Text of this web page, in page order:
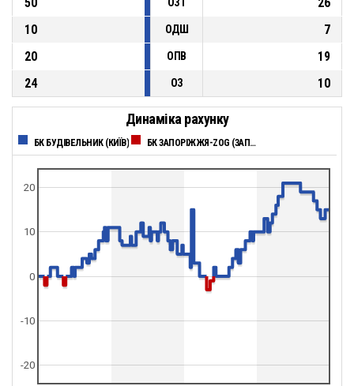
10
ОДШ
7
20
ОПВ
19
24
ОЗ 10
Динаміка рахунку
БК БУДІВЕЛЬНИК (КИЇВ) БК ЗАПОРІЖЖЯ-ZOG (ЗАПОРІЖЖЯ)
0
10
20
-20
-10